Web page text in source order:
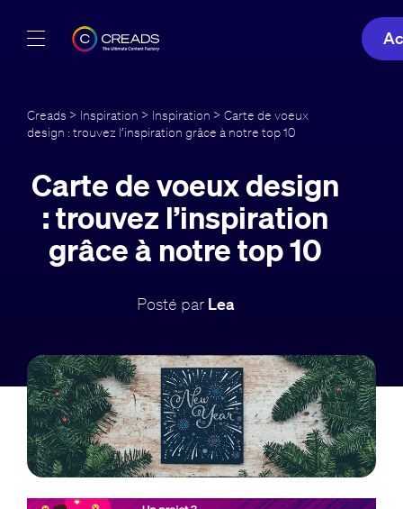
Offres
À propos
Guide
Creads > Inspiration > Inspiration > Carte de voeux
design : trouvez l’inspiration grâce à notre top 10
Carte de voeux design
: trouvez l’inspiration
grâce à notre top 10
Posté par Lea